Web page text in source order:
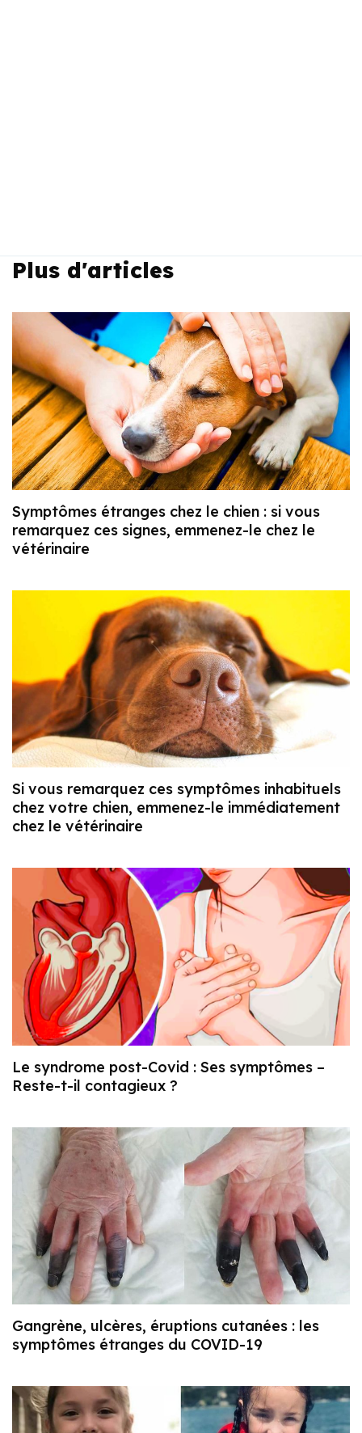
Plus d'articles
Symptômes étranges chez le chien : si vous
remarquez ces signes, emmenez-le chez le
vétérinaire
Si vous remarquez ces symptômes inhabituels
chez votre chien, emmenez-le immédiatement
chez le vétérinaire
Le syndrome post-Covid : Ses symptômes –
Reste-t-il contagieux ?
Gangrène, ulcères, éruptions cutanées : les
symptômes étranges du COVID-19